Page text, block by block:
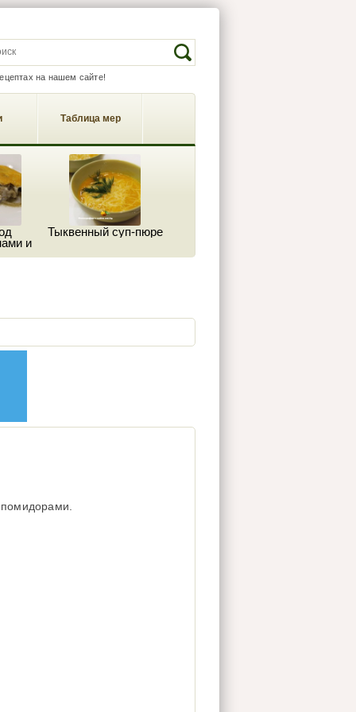
на нашем сайте!
FORM Search
Таблица мер
и
Тыквенный суп-пюре